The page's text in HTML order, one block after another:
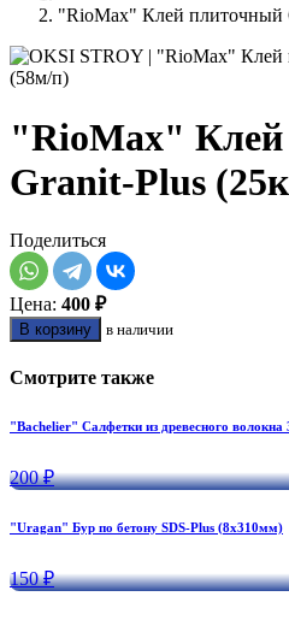
"RioMax" Клей плиточный
"RioMax"
Granit-Plus
Поделиться
Цена: 400 ₽
В корзину в наличии
Смотрите также
"Bachelier" Салфетки из древесного
200 ₽
"Uragan" Бур по бетону SDS-Plus (8х310мм)
150 ₽